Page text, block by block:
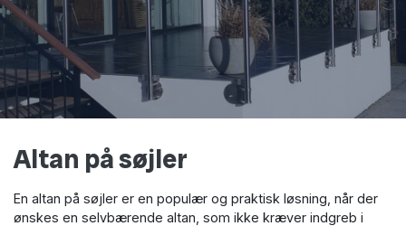
Altan på søjler
En altan på søjler er en populær og praktisk løsning, når der
ønskes en selvbærende altan, som ikke kræver indgreb i